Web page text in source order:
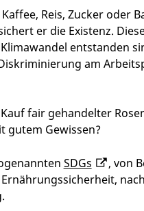
Reis, Zucker oder
er die Existenz.
entstanden
am
fair gehandelter
gutem Gewissen?
SDGs
, von